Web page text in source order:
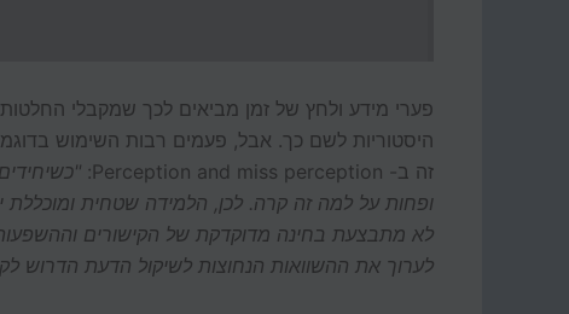
פערי מידע ולחץ של זמן מביאים לכך שמקבלי
היסטוריות לשם כך. אבל, פעמים רבות השימוש
זה ב- Perception and miss perception:
ופחות על למה זה קרה. לכן, הלמידה שטחית
לא מתבצעת בחינה מדוקדקת של הקישורים וההשפעות
לערוך את ההשוואות הנחוצות לשיקול הדעת